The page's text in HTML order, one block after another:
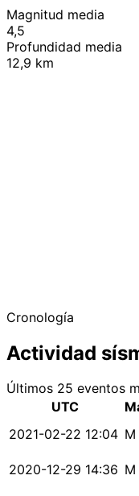
Magnitud media
4,5
Profundidad media
12,9 km
Cronología
Actividad
Últimos 25 eventos
UTC
2021-02-22 12:04 M
2020-12-29 14:36 M